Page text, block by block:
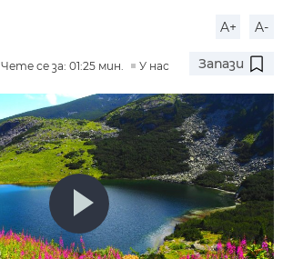
A+ A-
Чете се за: 01:25 мин. У нас Запази